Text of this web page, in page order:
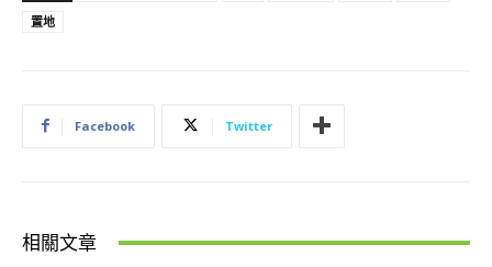
置地
Facebook Twitter
相關文章